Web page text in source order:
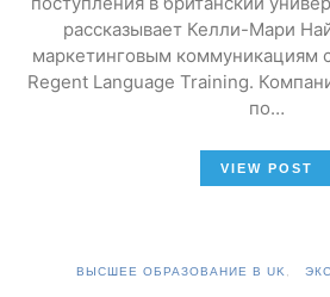
рассказывает Келли-Мари
маркетинговым коммуникациям
Regent Language Training.
по…
VIEW POST
ВЫСШЕЕ ОБРАЗОВАНИЕ В UK